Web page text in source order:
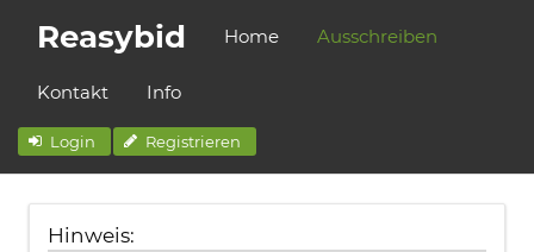
Reasybid Home Ausschreiben
Kontakt Info
Login Registrieren
Hinweis: